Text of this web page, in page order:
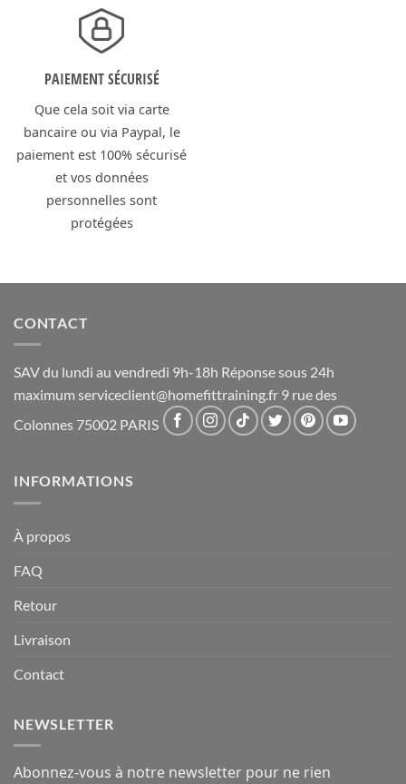
PAIEMENT SÉCURISÉ
Que cela soit via carte
bancaire ou via Paypal, le
paiement est 100% sécurisé
et vos données
personnelles sont
protégées
CONTACT
SAV du lundi au vendredi 9h-18h Réponse sous 24h
maximum serviceclient@homefittraining.fr 9 rue des
Colonnes 75002 PARIS
INFORMATIONS
À propos
FAQ
Retour
Livraison
Contact
NEWSLETTER
Abonnez-vous à notre newsletter pour ne rien